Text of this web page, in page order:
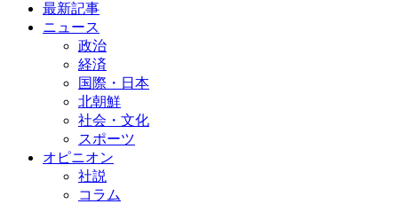
最新記事
ニュース
政治
経済
国際・日本
北朝鮮
社会・文化
スポーツ
オピニオン
社説
コラム